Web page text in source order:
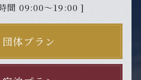
間 09:00～19:00 ]
団体プラン